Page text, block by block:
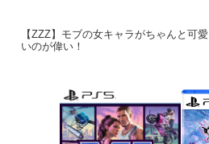
【ZZZ】モブの女キャラがちゃんと可愛
いのが偉い！